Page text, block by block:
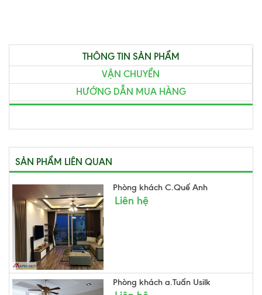
THÔNG TIN SẢN PHẨM
VẬN CHUYỂN
HƯỚNG DẪN MUA HÀNG
SẢN PHẨM LIÊN QUAN
Phòng khách C.Quế Anh
Liên hệ
Phòng khách a.Tuấn Usilk